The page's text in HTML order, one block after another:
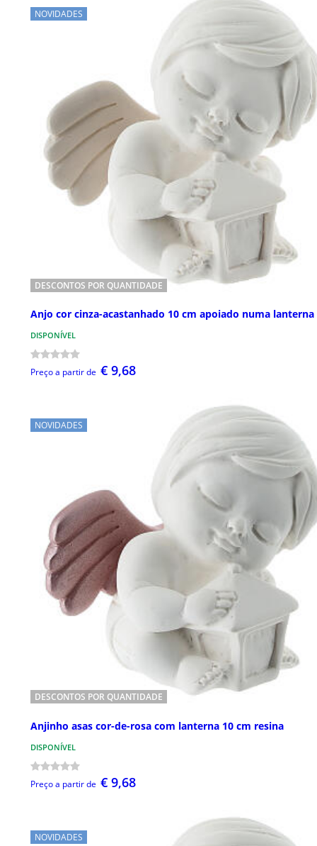
NOVIDADES
DESCONTOS POR QUANTIDADE
Anjo cor cinza-acastanhado 10 cm apoiado numa lanterna
DISPONÍVEL
Preço a partir de € 9,68
NOVIDADES
DESCONTOS POR QUANTIDADE
Anjinho asas cor-de-rosa com lanterna 10 cm resina
DISPONÍVEL
Preço a partir de € 9,68
NOVIDADES